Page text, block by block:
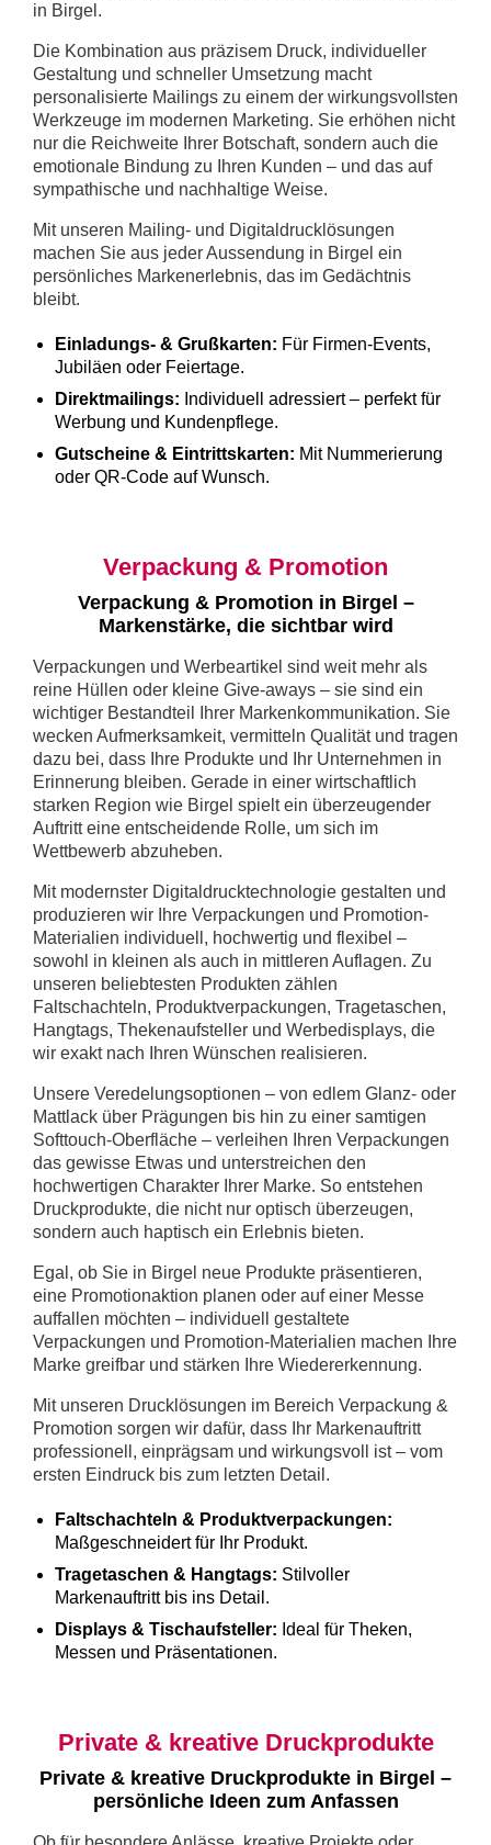
in Birgel.
Die Kombination aus präzisem Druck, individueller
Gestaltung und schneller Umsetzung macht
personalisierte Mailings zu einem der wirkungsvollsten
Werkzeuge im modernen Marketing. Sie erhöhen nicht
nur die Reichweite Ihrer Botschaft, sondern auch die
emotionale Bindung zu Ihren Kunden – und das auf
sympathische und nachhaltige Weise.
Mit unseren Mailing- und Digitaldrucklösungen
machen Sie aus jeder Aussendung in Birgel ein
persönliches Markenerlebnis, das im Gedächtnis
bleibt.
Einladungs- & Grußkarten: Für Firmen-Events,
Jubiläen oder Feiertage.
Direktmailings: Individuell adressiert – perfekt für
Werbung und Kundenpflege.
Gutscheine & Eintrittskarten: Mit Nummerierung
oder QR-Code auf Wunsch.
Verpackung & Promotion
Verpackung & Promotion in Birgel –
Markenstärke, die sichtbar wird
Verpackungen und Werbeartikel sind weit mehr als
reine Hüllen oder kleine Give-aways – sie sind ein
wichtiger Bestandteil Ihrer Markenkommunikation. Sie
wecken Aufmerksamkeit, vermitteln Qualität und tragen
dazu bei, dass Ihre Produkte und Ihr Unternehmen in
Erinnerung bleiben. Gerade in einer wirtschaftlich
starken Region wie Birgel spielt ein überzeugender
Auftritt eine entscheidende Rolle, um sich im
Wettbewerb abzuheben.
Mit modernster Digitaldrucktechnologie gestalten und
produzieren wir Ihre Verpackungen und Promotion-
Materialien individuell, hochwertig und flexibel –
sowohl in kleinen als auch in mittleren Auflagen. Zu
unseren beliebtesten Produkten zählen
Faltschachteln, Produktverpackungen, Tragetaschen,
Hangtags, Thekenaufsteller und Werbedisplays, die
wir exakt nach Ihren Wünschen realisieren.
Unsere Veredelungsoptionen – von edlem Glanz- oder
Mattlack über Prägungen bis hin zu einer samtigen
Softtouch-Oberfläche – verleihen Ihren Verpackungen
das gewisse Etwas und unterstreichen den
hochwertigen Charakter Ihrer Marke. So entstehen
Druckprodukte, die nicht nur optisch überzeugen,
sondern auch haptisch ein Erlebnis bieten.
Egal, ob Sie in Birgel neue Produkte präsentieren,
eine Promotionaktion planen oder auf einer Messe
auffallen möchten – individuell gestaltete
Verpackungen und Promotion-Materialien machen Ihre
Marke greifbar und stärken Ihre Wiedererkennung.
Mit unseren Drucklösungen im Bereich Verpackung &
Promotion sorgen wir dafür, dass Ihr Markenauftritt
professionell, einprägsam und wirkungsvoll ist – vom
ersten Eindruck bis zum letzten Detail.
Faltschachteln & Produktverpackungen:
Maßgeschneidert für Ihr Produkt.
Tragetaschen & Hangtags: Stilvoller
Markenauftritt bis ins Detail.
Displays & Tischaufsteller: Ideal für Theken,
Messen und Präsentationen.
Private & kreative Druckprodukte
Private & kreative Druckprodukte in Birgel –
persönliche Ideen zum Anfassen